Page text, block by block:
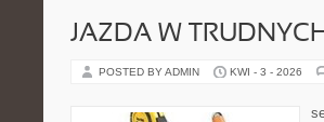
JAZDA W
POSTED BY ADMIN KWI - 3 - 2026